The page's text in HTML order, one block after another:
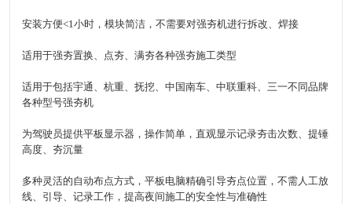
安装方便<1小时，模块简洁，不需要对强夯机进行拆改、焊接
适用于强夯置换、点夯、满夯各种强夯施工类型
适用于包括宇通、杭重、抚挖、中国南车、中联重科、三一不同品牌
各种型号强夯机
为驾驶员提供平板显示器，操作简单，直观显示记录夯击次数、提锤
高度、夯沉量
多种灵活的自动布点方式，平板电脑精确引导夯点位置，不需人工放
线、引导、记录工作，提高夜间施工的安全性与准确性